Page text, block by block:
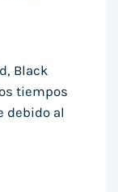
Black
tiempos
debido al